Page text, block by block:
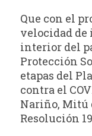
Que con el
velocidad de
interior del
Protección
etapas del
contra el
Nariño, Mitú
Resolución